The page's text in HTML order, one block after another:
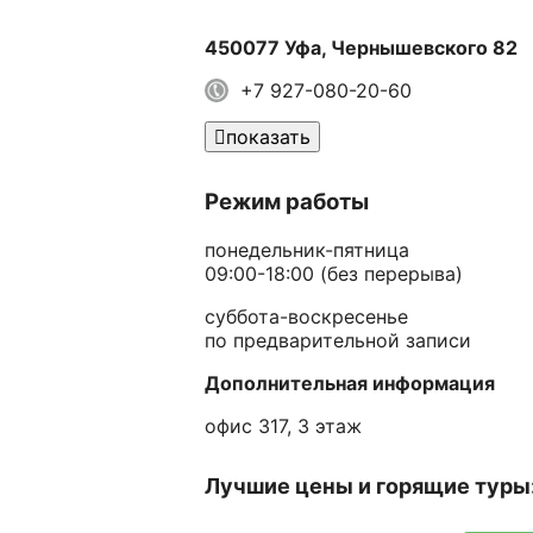
450077 Уфа, Чернышевского 82
+7 927-080-20-60
показать
Режим работы
понедельник-пятница
09:00-18:00 (без перерыва)
суббота-воскресенье
по предварительной записи
Дополнительная информация
офис 317, 3 этаж
Лучшие цены и горящие